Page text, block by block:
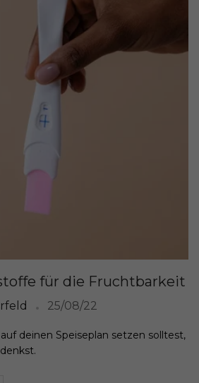
für die Fruchtbarkeit
25/08/22
deinen Speiseplan setzen solltest,